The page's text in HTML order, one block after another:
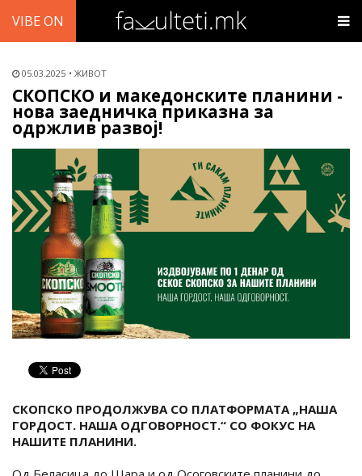
VIBE ON
05.03.2025 ЖИВОТ
СКОПСКО и македонските планини -
нова заедничка приказна за
одржлив развој!
СКОПСКО ПРОДОЛЖУВА СО ПЛАТФОРМАТА „НАША
ГОРДОСТ. НАША ОДГОВОРНОСТ.“ СО ФОКУС НА
НАШИТЕ ПЛАНИНИ.